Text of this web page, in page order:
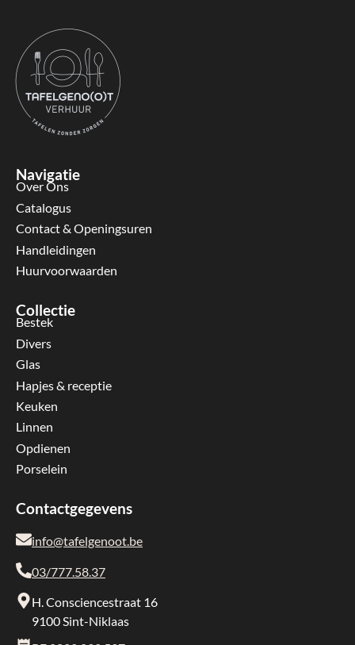
Navigatie
Over Ons
Catalogus
Contact & Openingsuren
Handleidingen
Huurvoorwaarden
Collectie
Bestek
Divers
Glas
Hapjes & receptie
Keuken
Linnen
Opdienen
Porselein
Contactgegevens
info@tafelgenoot.be
03/777.58.37
H. Consciencestraat 16
9100 Sint-Niklaas